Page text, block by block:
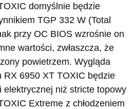
domyślnie będzie
TGP 332 W (Total
przy OC BIOS wzrośnie on
wartości, zwłaszcza, że
powietrzem. Wygląda
RX 6950 XT TOXIC będzie
elektrycznej niż stricte topowy
Extreme z chłodzeniem